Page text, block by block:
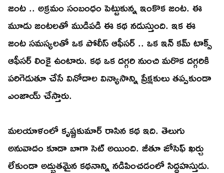
జంట .. అక్రమం సంబంధం పెట్టుకున్న ఇంకొక జంట. ఈ
మూడు జంటలతో ముడిపడి ఈ కథ నడుస్తుంది. ఇక ఈ
జంట సమస్యలతో ఒక పోలీస్ ఆఫీసర్ .. ఒక ఇన్ కమ్ టాక్స్
ఆఫీసర్ లింకై ఉంటారు. కథ ఒక దగ్గరి నుంచి మరొక దగ్గరికి
పరిగెడుతూ చేసే వినోదాల విన్యాసాన్ని ప్రేక్షకులు తప్పకుండా
ఎంజాయ్ చేస్తారు.
మలయాళంలో కృష్ణకుమార్ రాసిన కథ ఇది. తెలుగు
అనువాదం కూడా బాగా సెట్ అయింది. జీతూ జోసెఫ్ ఖర్చు
లేకుండా అద్భుతమైన కథనాన్ని నడిపించడంలో సిద్ధహస్తుడు.